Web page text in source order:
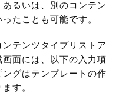
るいは、別のコンテン
たことも可能です。
テンツタイプリストア
面には、以下の入力項
グはテンプレートの作
す。